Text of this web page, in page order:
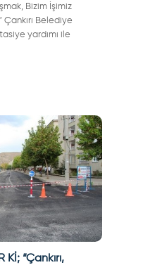
Bizim İşimiz
Çankırı Belediye
yardımı ile
Kİ; “Çankırı,